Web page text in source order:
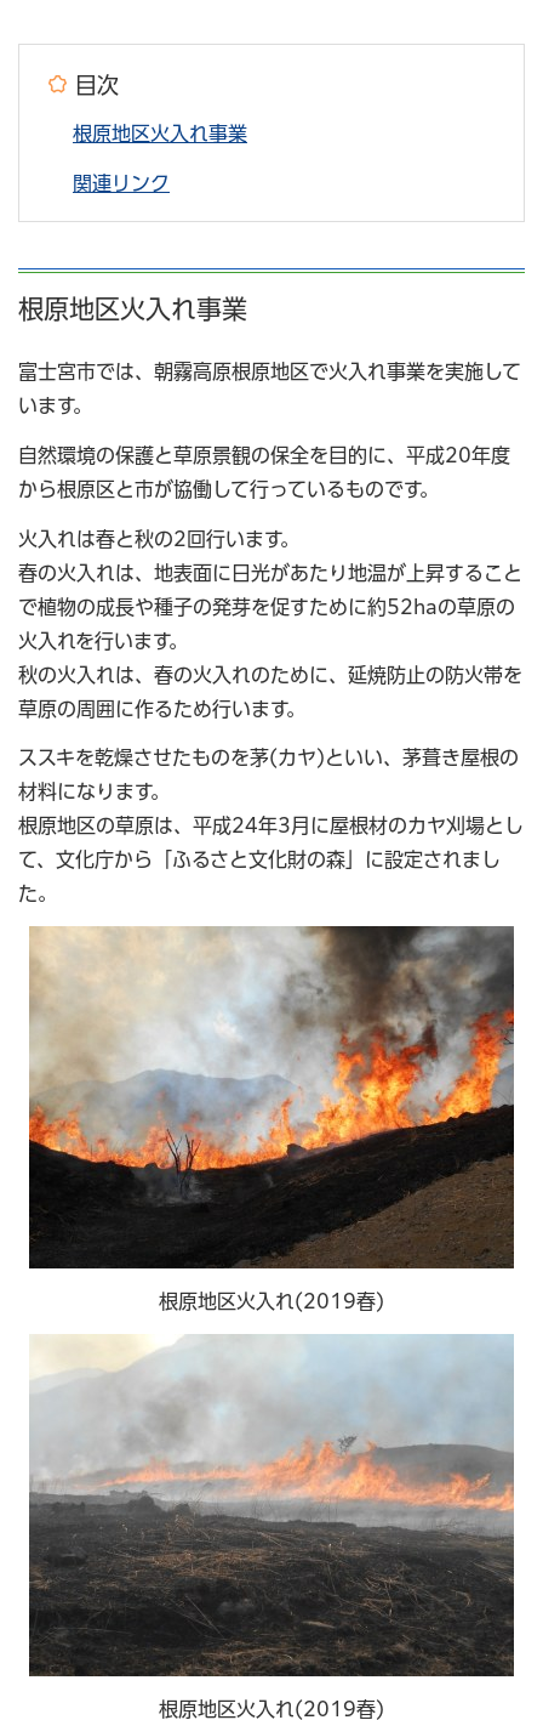
目次
根原地区火入れ事業
関連リンク
根原地区火入れ事業
富士宮市では、朝霧高原根原地区で火入れ事業を実施して
います。
自然環境の保護と草原景観の保全を目的に、平成20年度
から根原区と市が協働して行っているものです。
火入れは春と秋の2回行います。
春の火入れは、地表面に日光があたり地温が上昇すること
で植物の成長や種子の発芽を促すために約52haの草原の
火入れを行います。
秋の火入れは、春の火入れのために、延焼防止の防火帯を
草原の周囲に作るため行います。
ススキを乾燥させたものを茅(カヤ)といい、茅葺き屋根の
材料になります。
根原地区の草原は、平成24年3月に屋根材のカヤ刈場とし
て、文化庁から「ふるさと文化財の森」に設定されまし
た。
根原地区火入れ(2019春)
根原地区火入れ(2019春)